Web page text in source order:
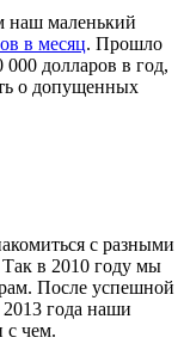
наш маленький
в месяц. Прошло
000 долларов в год,
о допущенных
с разными
в 2010 году мы
После успешной
2013 года наши
с чем.